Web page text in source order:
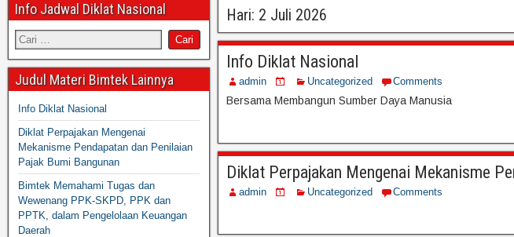
Hari: 2 Juli 2026
Info Diklat Nasional
admin Uncategorized Comments
Bersama Membangun Sumber Daya Manusia
Diklat Perpajakan Mengenai Mekanisme
admin Uncategorized Comments
Info Jadwal Diklat Nasional
Judul Materi Bimtek Lainnya
Info Diklat Nasional
Diklat Perpajakan Mengenai
Mekanisme Pendapatan dan Penilaian
Pajak Bumi Bangunan
Bimtek Memahami Tugas dan
Wewenang PPK-SKPD, PPK dan
PPTK, dalam Pengelolaan Keuangan
Daerah